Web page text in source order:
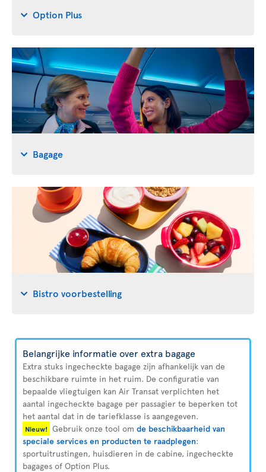
Option Plus
Bagage
Bistro voorbestelling
Belangrijke informatie over extra bagage
Extra stuks ingecheckte bagage zijn afhankelijk van de
beschikbare ruimte in het ruim. De configuratie van
bepaalde vliegtuigen kan Air Transat verplichten het
aantal ingecheckte bagage per passagier te beperken tot
het aantal dat in de tariefklasse is aangegeven.
Nieuw! Gebruik onze tool om de beschikbaarheid van
speciale services en producten te raadplegen:
sportuitrustingen, huisdieren in de cabine, ingecheckte
bagages of Option Plus.